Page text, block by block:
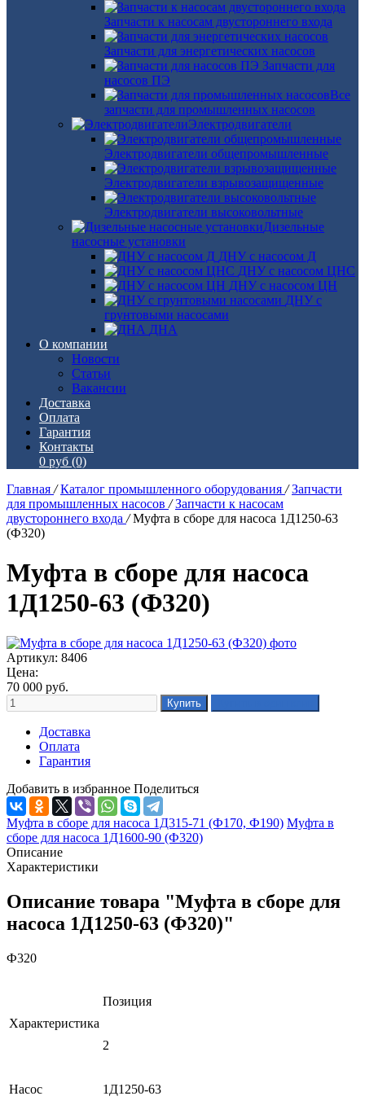
Запчасти к насосам двустороннего входа
Запчасти для энергетических насосов
Запчасти для
насосов ПЭ
Все
запчасти для промышленных насосов
Электродвигатели
Электродвигатели общепромышленные
Электродвигатели взрывозащищенные
Электродвигатели высоковольтные
Дизельные
насосные установки
ДНУ с насосом Д
ДНУ с насосом ЦНС
ДНУ с насосом ЦН
ДНУ с
грунтовыми насосами
ДНА
О компании
Новости
Статьи
Вакансии
Доставка
Оплата
Гарантия
Контакты
0 руб (0)
Главная / Каталог промышленного оборудования / Запчасти
для промышленных насосов / Запчасти к насосам
двустороннего входа / Муфта в сборе для насоса 1Д1250-63
(Ф320)
Муфта в сборе для насоса
1Д1250-63 (Ф320)
Артикул: 8406
Цена:
70 000 руб.
Доставка
Оплата
Гарантия
Добавить в избранное Поделиться
Муфта в сборе для насоса 1Д315-71 (Ф170, Ф190) Муфта в
сборе для насоса 1Д1600-90 (Ф320)
Описание
Характеристики
Описание товара "Муфта в сборе для
насоса 1Д1250-63 (Ф320)"
Ф320
Характеристика
Позиция
2
Насос 1Д1250-63